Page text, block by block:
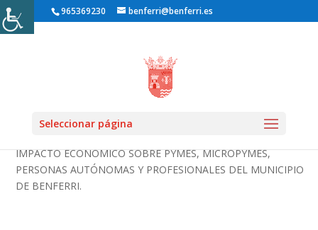
965369230 benferri@benferri.es
Seleccionar página
Inicio1»Noticias»Destacado
» BASES REGULADORAS DE LA
IMPACTO ECONÓMICO SOBRE PYMES, MICROPYMES,
PERSONAS AUTÓNOMAS Y PROFESIONALES DEL MUNICIPIO
DE BENFERRI.